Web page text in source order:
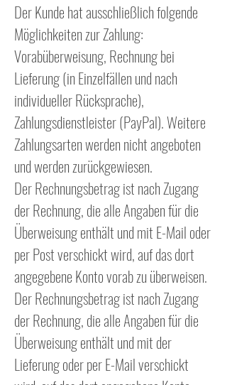
Der Kunde hat ausschließlich folgende
Möglichkeiten zur Zahlung:
Vorabüberweisung, Rechnung bei
Lieferung (in Einzelfällen und nach
individueller Rücksprache),
Zahlungsdienstleister (PayPal). Weitere
Zahlungsarten werden nicht angeboten
und werden zurückgewiesen.
Der Rechnungsbetrag ist nach Zugang
der Rechnung, die alle Angaben für die
Überweisung enthält und mit E-Mail oder
per Post verschickt wird, auf das dort
angegebene Konto vorab zu überweisen.
Der Rechnungsbetrag ist nach Zugang
der Rechnung, die alle Angaben für die
Überweisung enthält und mit der
Lieferung oder per E-Mail verschickt